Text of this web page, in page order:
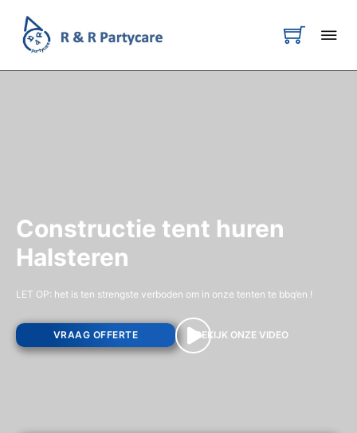
Constructie tent huren
Halsteren
LET OP: het is ten strengste verboden om in onze tenten te bbq’en !
VRAAG OFFERTE BEKIJK ONZE VIDEO